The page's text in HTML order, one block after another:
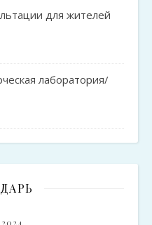
для жителей
лаборатория/